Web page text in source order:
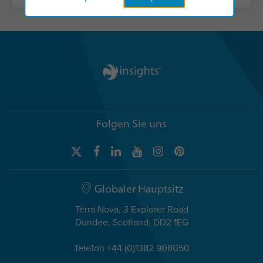
Folgen Sie uns
Globaler Hauptsitz
Terra Nova, 3 Explorer Road
Dundee, Scotland, DD2 1EG
Telefon +44 (0)1382 908050